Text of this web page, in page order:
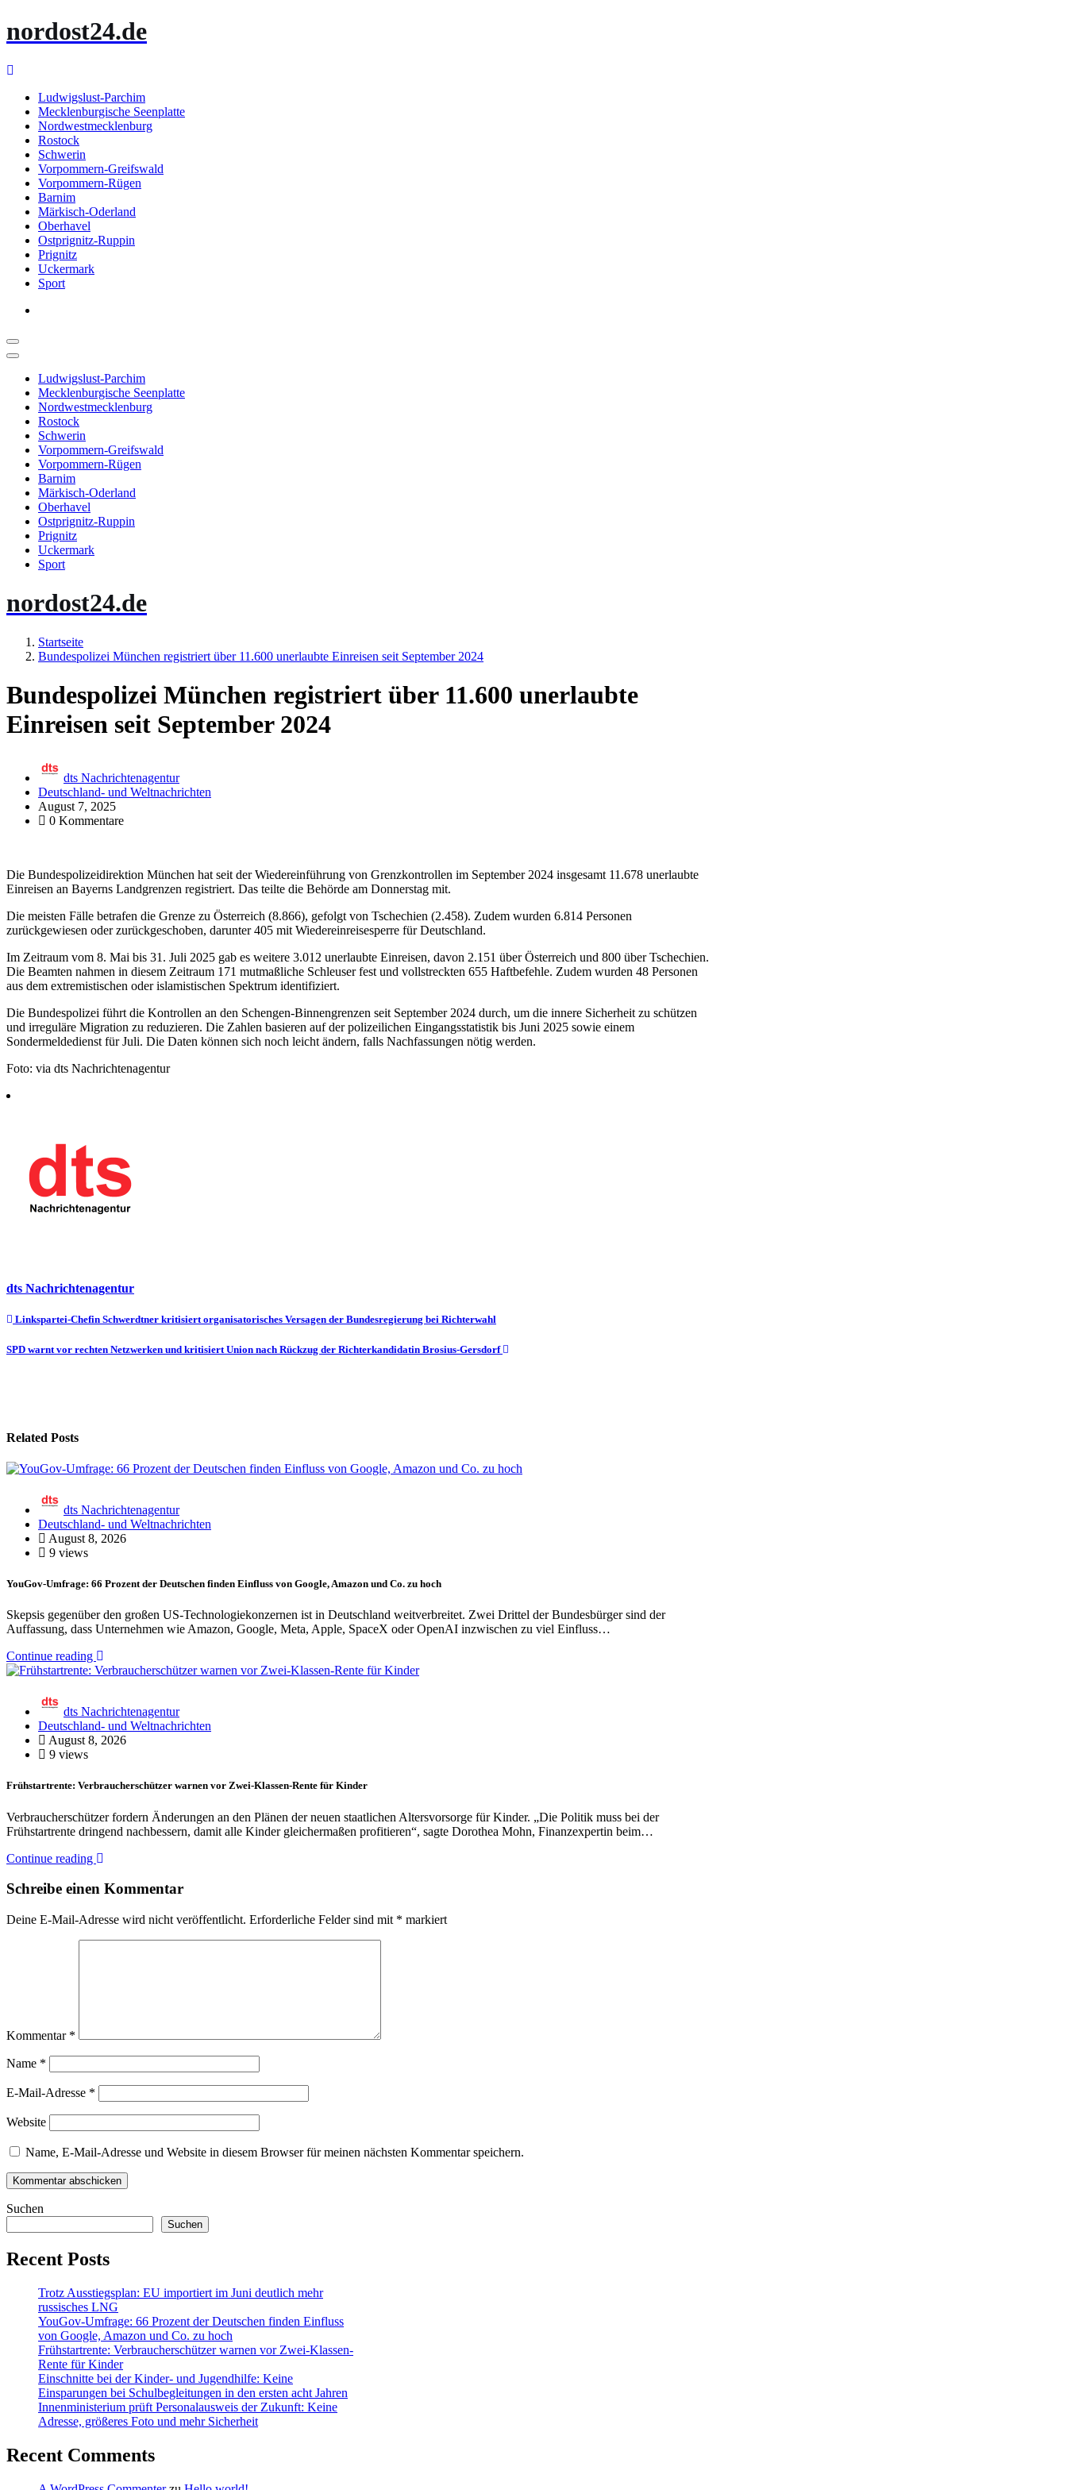
Inhalt
nordost24.de
Ludwigslust-Parchim
Mecklenburgische Seenplatte
Nordwestmecklenburg
Rostock
Schwerin
Vorpommern-Greifswald
Vorpommern-Rügen
Barnim
Märkisch-Oderland
Oberhavel
Ostprignitz-Ruppin
Prignitz
Uckermark
Sport
Ludwigslust-Parchim
Mecklenburgische Seenplatte
Nordwestmecklenburg
Rostock
Schwerin
Vorpommern-Greifswald
Vorpommern-Rügen
Barnim
Märkisch-Oderland
Oberhavel
Ostprignitz-Ruppin
Prignitz
Uckermark
Sport
nordost24.de
Startseite
Bundespolizei München registriert über 11.600 unerlaubte Einreisen seit September 2024
Bundespolizei München registriert über 11.600 unerlaubte
Einreisen seit September 2024
dts Nachrichtenagentur
Deutschland- und Weltnachrichten
August 7, 2025
0 Kommentare
Die Bundespolizeidirektion München hat seit der Wiedereinführung von Grenzkontrollen im September 2024 insgesamt 11.678 unerlaubte
Einreisen an Bayerns Landgrenzen registriert. Das teilte die Behörde am Donnerstag mit.
Die meisten Fälle betrafen die Grenze zu Österreich (8.866), gefolgt von Tschechien (2.458). Zudem wurden 6.814 Personen
zurückgewiesen oder zurückgeschoben, darunter 405 mit Wiedereinreisesperre für Deutschland.
Im Zeitraum vom 8. Mai bis 31. Juli 2025 gab es weitere 3.012 unerlaubte Einreisen, davon 2.151 über Österreich und 800 über Tschechien.
Die Beamten nahmen in diesem Zeitraum 171 mutmaßliche Schleuser fest und vollstreckten 655 Haftbefehle. Zudem wurden 48 Personen
aus dem extremistischen oder islamistischen Spektrum identifiziert.
Die Bundespolizei führt die Kontrollen an den Schengen-Binnengrenzen seit September 2024 durch, um die innere Sicherheit zu schützen
und irreguläre Migration zu reduzieren. Die Zahlen basieren auf der polizeilichen Eingangsstatistik bis Juni 2025 sowie einem
Sondermeldedienst für Juli. Die Daten können sich noch leicht ändern, falls Nachfassungen nötig werden.
Foto: via dts Nachrichtenagentur
dts Nachrichtenagentur
Beitragsnavigation
Linkspartei-Chefin Schwerdtner kritisiert organisatorisches Versagen der Bundesregierung bei Richterwahl
SPD warnt vor rechten Netzwerken und kritisiert Union nach Rückzug der Richterkandidatin Brosius-Gersdorf
Related Posts
dts Nachrichtenagentur
Deutschland- und Weltnachrichten
August 8, 2026
9 views
YouGov-Umfrage: 66 Prozent der Deutschen finden Einfluss von Google, Amazon und Co. zu hoch
Skepsis gegenüber den großen US-Technologiekonzernen ist in Deutschland weitverbreitet. Zwei Drittel der Bundesbürger sind der
Auffassung, dass Unternehmen wie Amazon, Google, Meta, Apple, SpaceX oder OpenAI inzwischen zu viel Einfluss…
Continue reading
dts Nachrichtenagentur
Deutschland- und Weltnachrichten
August 8, 2026
9 views
Frühstartrente: Verbraucherschützer warnen vor Zwei-Klassen-Rente für Kinder
Verbraucherschützer fordern Änderungen an den Plänen der neuen staatlichen Altersvorsorge für Kinder. „Die Politik muss bei der
Frühstartrente dringend nachbessern, damit alle Kinder gleichermaßen profitieren“, sagte Dorothea Mohn, Finanzexpertin beim…
Continue reading
Schreibe einen Kommentar
Deine E-Mail-Adresse wird nicht veröffentlicht. Erforderliche Felder sind mit * markiert
Kommentar *
Name *
E-Mail-Adresse *
Website
Name, E-Mail-Adresse und Website in diesem Browser für meinen nächsten Kommentar speichern.
Suchen
Suchen
Recent Posts
Trotz Ausstiegsplan: EU importiert im Juni deutlich mehr
russisches LNG
YouGov-Umfrage: 66 Prozent der Deutschen finden Einfluss
von Google, Amazon und Co. zu hoch
Frühstartrente: Verbraucherschützer warnen vor Zwei-Klassen-
Rente für Kinder
Einschnitte bei der Kinder- und Jugendhilfe: Keine
Einsparungen bei Schulbegleitungen in den ersten acht Jahren
Innenministerium prüft Personalausweis der Zukunft: Keine
Adresse, größeres Foto und mehr Sicherheit
Recent Comments